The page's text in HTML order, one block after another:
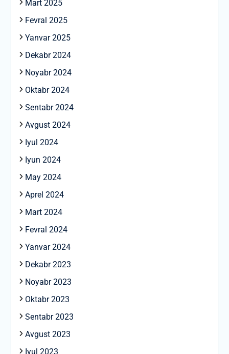
Mart 2025
Fevral 2025
Yanvar 2025
Dekabr 2024
Noyabr 2024
Oktabr 2024
Sentabr 2024
Avgust 2024
Iyul 2024
Iyun 2024
May 2024
Aprel 2024
Mart 2024
Fevral 2024
Yanvar 2024
Dekabr 2023
Noyabr 2023
Oktabr 2023
Sentabr 2023
Avgust 2023
Iyul 2023